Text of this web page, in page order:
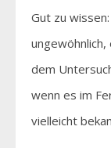
Gut zu
ungewöhnlich,
dem
wenn es im
vielleicht